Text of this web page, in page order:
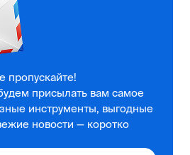
пропускайте!
присылать вам самое
инструменты, выгодные
новости — коротко